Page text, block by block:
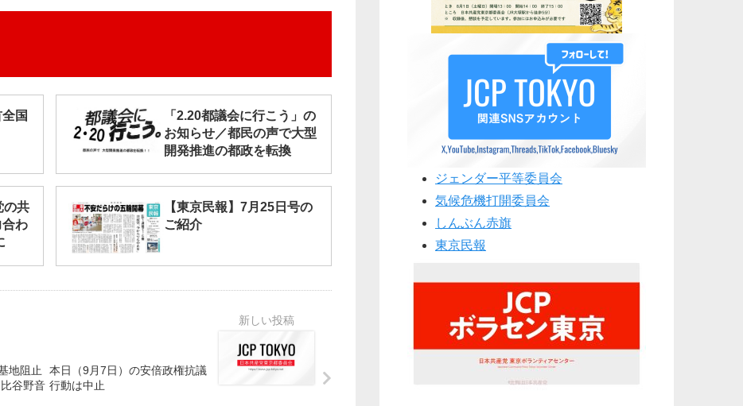
国
「2.20都議会に行こう」の
お知らせ／都民の声で大型
開発推進の都政を転換
の共
合わ
【東京民報】7月25日号の
ご紹介
地阻止
谷野音
本日（9月7日）の安倍政権抗議
行動は中止
ジェンダー平等委員会
気候危機打開委員会
しんぶん赤旗
東京民報